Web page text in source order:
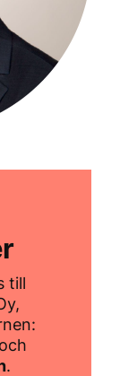
till
och
.